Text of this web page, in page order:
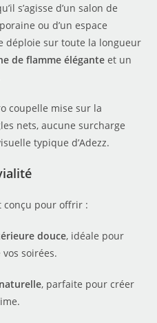
s’agisse d’un salon de
ou d’un espace
déploie sur toute la longueur
de flamme élégante et un
coupelle mise sur la
nets, aucune surcharge
typique d’Adezz.
conçu pour offrir :
douce, idéale pour
soirées.
, parfaite pour créer